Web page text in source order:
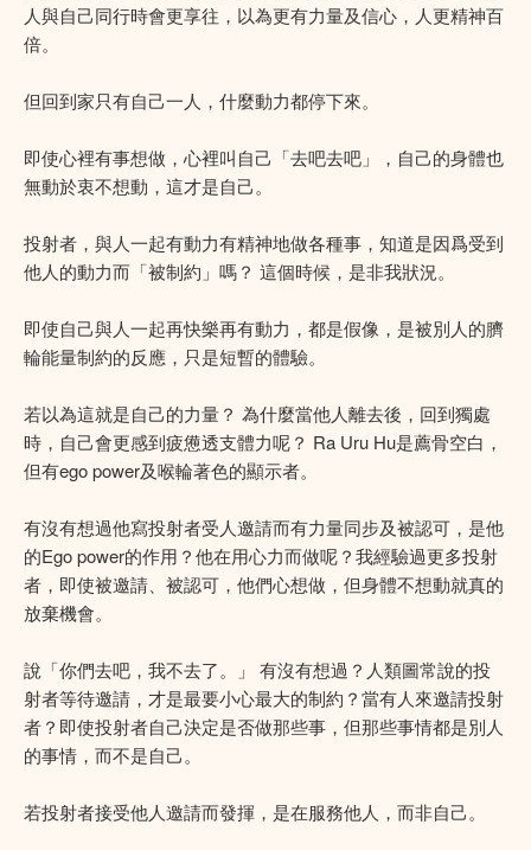
人與自己同行時會更享往，以為更有力量及信心，人更精神百
倍。
但回到家只有自己一人，什麼動力都停下來。
即使心裡有事想做，心裡叫自己「去吧去吧」，自己的身體也
無動於衷不想動，這才是自己。
投射者，與人一起有動力有精神地做各種事，知道是因爲受到
他人的動力而「被制約」嗎？ 這個時候，是非我狀況。
即使自己與人一起再快樂再有動力，都是假像，是被別人的臍
輪能量制約的反應，只是短暫的體驗。
若以為這就是自己的力量？ 為什麼當他人離去後，回到獨處
時，自己會更感到疲憊透支體力呢？ Ra Uru Hu是薦骨空白，
但有ego power及喉輪著色的顯示者。
有沒有想過他寫投射者受人邀請而有力量同步及被認可，是他
的Ego power的作用？他在用心力而做呢？我經驗過更多投射
者，即使被邀請、被認可，他們心想做，但身體不想動就真的
放棄機會。
說「你們去吧，我不去了。」 有沒有想過？人類圖常說的投
射者等待邀請，才是最要小心最大的制約？當有人來邀請投射
者？即使投射者自己決定是否做那些事，但那些事情都是別人
的事情，而不是自己。
若投射者接受他人邀請而發揮，是在服務他人，而非自己。